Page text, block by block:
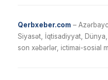
Qerbxeber.com –
Siyasət, İqtisadiyyat,
son xəbərlər, ictimai-sosial